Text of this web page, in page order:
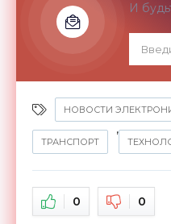
И
НОВОСТИ
ТРАНСПОРТ
,
0 0